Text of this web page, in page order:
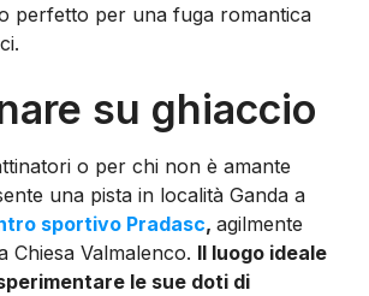
perfetto per una fuga romantica
su ghiaccio
o per chi non è amante
una pista in località Ganda a
sportivo Pradasc, agilmente
Chiesa Valmalenco. Il luogo ideale
le sue doti di